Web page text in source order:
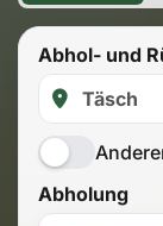
Abhol- und
Abholung